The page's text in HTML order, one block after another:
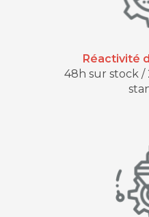
Réactivité
48h sur stock /